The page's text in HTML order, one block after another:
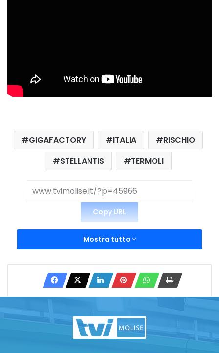
GIGAFACTORY ITALIA
RISCHIO
STELLANTIS
TERMOLI
Copy URL
Mostra tutto